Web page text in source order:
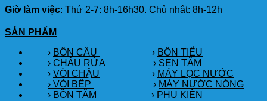
Giờ làm việc: Thứ 2-7: 8h-16h30. Chủ nhật: 8h-12h
SẢN PHẨM
› BỒN CẦU › BỒN TIỂU
› CHẬU RỬA
› SEN TẮM
› VÒI CHẬU › MÁY LỌC NƯỚC
› VÒI BẾP
› MÁY NƯỚC NÓNG
› BỒN TẮM
› PHỤ KIỆN